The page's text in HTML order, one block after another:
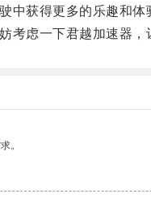
获得更多的乐趣和体
虑一下君越加速器，
。